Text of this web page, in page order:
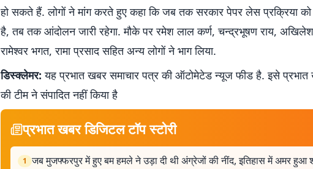
हो सकते हैं. लोगों ने मांग करते हुए कहा कि जब तक सरकार पेपर लेस प्रक्रिया को
है, तब तक आंदोलन जारी रहेगा. मौके पर रमेश लाल कर्ण, चन्द्रभूषण राय,
रामेश्वर भगत, रामा प्रसाद सहित अन्य लोगों ने भाग लिया.
डिस्क्लेमर: यह प्रभात खबर समाचार पत्र की ऑटोमेटेड न्यूज फीड है. इसे प्रभात
की टीम ने संपादित नहीं किया है
प्रभात खबर डिजिटल टॉप स्टोरी
1 जब मुजफ्फरपुर में हुए बम हमले ने उड़ा दी थी अंग्रेजों की नींद, इतिहास में अमर हुआ